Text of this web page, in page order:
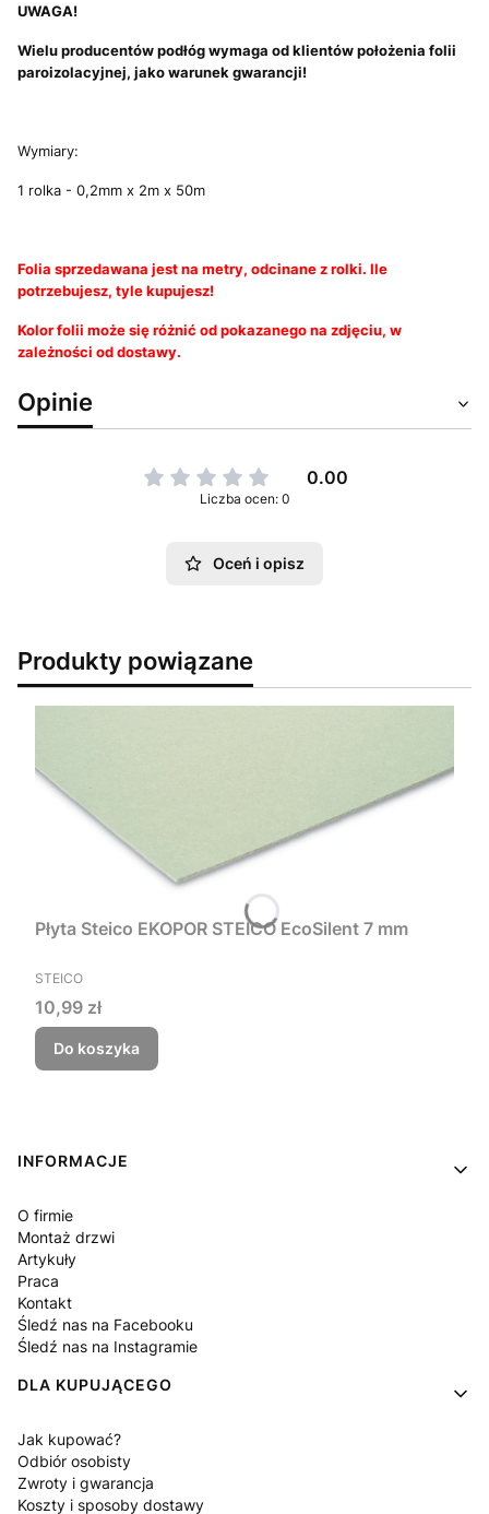
UWAGA!
Wielu producentów podłóg wymaga od klientów położenia folii
paroizolacyjnej, jako warunek gwarancji!
Wymiary:
1 rolka - 0,2mm x 2m x 50m
Folia sprzedawana jest na metry, odcinane z rolki. Ile
potrzebujesz, tyle kupujesz!
Kolor folii może się różnić od pokazanego na zdjęciu, w
zależności od dostawy.
Opinie
0.00
Liczba ocen: 0
Oceń i opisz
Produkty powiązane
Płyta Steico EKOPOR STEICO EcoSilent 7 mm
PRODUCENT
STEICO
Cena
10,99 zł
Do koszyka
Linki w stopce
INFORMACJE
O firmie
Montaż drzwi
Artykuły
Praca
Kontakt
Śledź nas na Facebooku
Śledź nas na Instagramie
DLA KUPUJĄCEGO
Jak kupować?
Odbiór osobisty
Zwroty i gwarancja
Koszty i sposoby dostawy